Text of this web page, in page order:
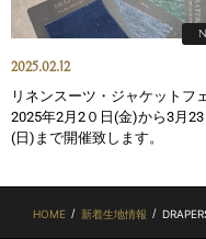
2025.02.12
リネンスーツ・ジャケットフ
2025年2月2０日(金)から3月23
(日)まで開催致します。
HOME / 新着生地情報 /